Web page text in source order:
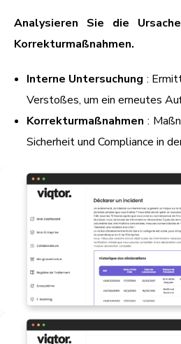
Analysieren Sie die
Korrekturmaßnahmen.
Interne Untersuchung :
Verstoßes, um ein erneutes
Korrekturmaßnahmen :
Sicherheit und Compliance in